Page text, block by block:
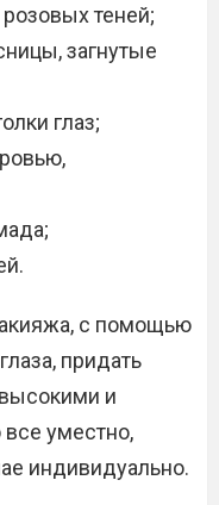
теней;
загнутые
глаз;
с помощью
придать
и
уместно,
индивидуально.